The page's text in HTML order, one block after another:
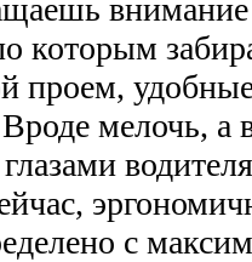
которым
проем,
мелочь, а
с